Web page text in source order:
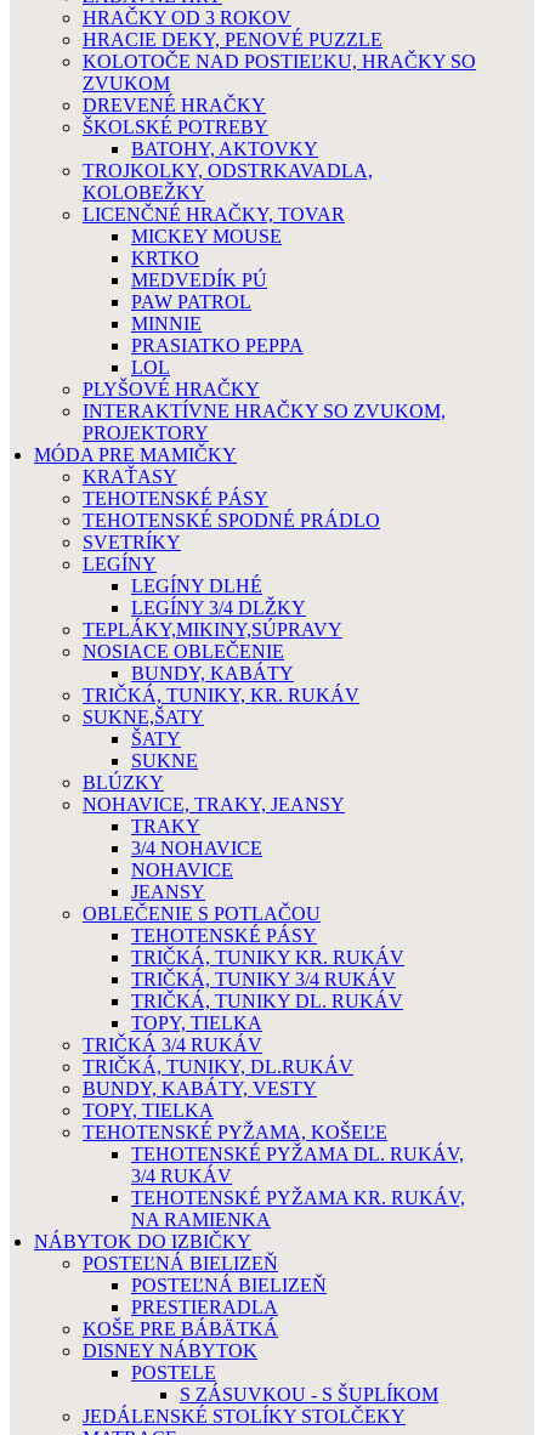
HRAČKY OD 3 ROKOV
HRACIE DEKY, PENOVÉ PUZZLE
KOLOTOČE NAD POSTIEĽKU, HRAČKY SO
ZVUKOM
DREVENÉ HRAČKY
ŠKOLSKÉ POTREBY
BATOHY, AKTOVKY
TROJKOLKY, ODSTRKAVADLA,
KOLOBEŽKY
LICENČNÉ HRAČKY, TOVAR
MICKEY MOUSE
KRTKO
MEDVEDÍK PÚ
PAW PATROL
MINNIE
PRASIATKO PEPPA
LOL
PLYŠOVÉ HRAČKY
INTERAKTÍVNE HRAČKY SO ZVUKOM,
PROJEKTORY
MÓDA PRE MAMIČKY
KRAŤASY
TEHOTENSKÉ PÁSY
TEHOTENSKÉ SPODNÉ PRÁDLO
SVETRÍKY
LEGÍNY
LEGÍNY DLHÉ
LEGÍNY 3/4 DLŽKY
TEPLÁKY,MIKINY,SÚPRAVY
NOSIACE OBLEČENIE
BUNDY, KABÁTY
TRIČKÁ, TUNIKY, KR. RUKÁV
SUKNE,ŠATY
ŠATY
SUKNE
BLÚZKY
NOHAVICE, TRAKY, JEANSY
TRAKY
3/4 NOHAVICE
NOHAVICE
JEANSY
OBLEČENIE S POTLAČOU
TEHOTENSKÉ PÁSY
TRIČKÁ, TUNIKY KR. RUKÁV
TRIČKÁ, TUNIKY 3/4 RUKÁV
TRIČKÁ, TUNIKY DL. RUKÁV
TOPY, TIELKA
TRIČKÁ 3/4 RUKÁV
TRIČKÁ, TUNIKY, DL.RUKÁV
BUNDY, KABÁTY, VESTY
TOPY, TIELKA
TEHOTENSKÉ PYŽAMA, KOŠEĽE
TEHOTENSKÉ PYŽAMA DL. RUKÁV,
3/4 RUKÁV
TEHOTENSKÉ PYŽAMA KR. RUKÁV,
NA RAMIENKA
NÁBYTOK DO IZBIČKY
POSTEĽNÁ BIELIZEŇ
POSTEĽNÁ BIELIZEŇ
PRESTIERADLA
KOŠE PRE BÁBÄTKÁ
DISNEY NÁBYTOK
POSTELE
S ZÁSUVKOU - S ŠUPLÍKOM
JEDÁLENSKÉ STOLÍKY STOLČEKY